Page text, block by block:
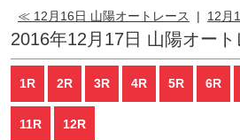
≪ 12月16日 山陽オートレース | 12月
2016年12月17日 山陽オート
1R 2R 3R 4R 5R 6R
11R 12R